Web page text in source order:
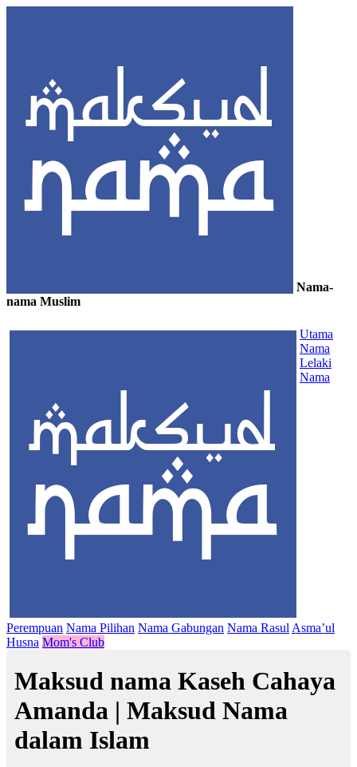
Nama-
nama Muslim
Utama
Nama
Lelaki
Nama
Perempuan Nama Pilihan Nama Gabungan Nama Rasul Asma’ul
Husna Mom's Club
Maksud nama Kaseh Cahaya
Amanda | Maksud Nama
dalam Islam